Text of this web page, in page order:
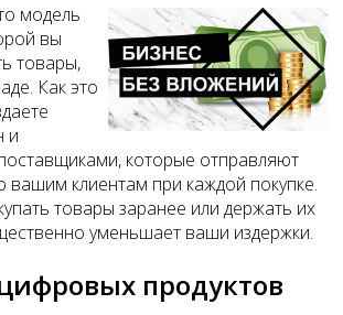
модель
вы
товары,
Как это
и
которые отправляют
клиентам при каждой покупке.
товары заранее или держать их
уменьшает ваши издержки.
продуктов